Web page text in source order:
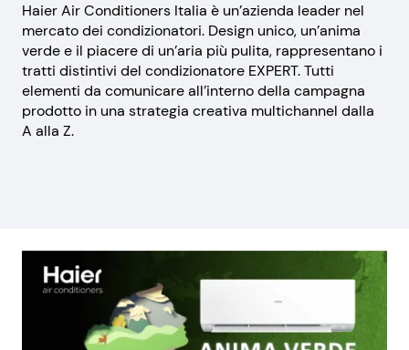
Haier Air Conditioners Italia è un’azienda leader nel
mercato dei condizionatori. Design unico, un’anima
verde e il piacere di un’aria più pulita, rappresentano i
tratti distintivi del condizionatore EXPERT. Tutti
elementi da comunicare all’interno della campagna
prodotto in una strategia creativa multichannel dalla
A alla Z.